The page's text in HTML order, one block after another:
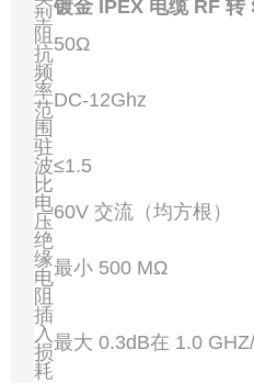
型镀金 IPEX 电缆 RF 转
阻
抗50Ω
频
率
范
围
DC-12Ghz
驻
波
比
≤1.5
电
压60V 交流（均方根）
绝
缘
电
阻
最小 500 MΩ
插
入
损
耗
最大 0.3dB在 1.0